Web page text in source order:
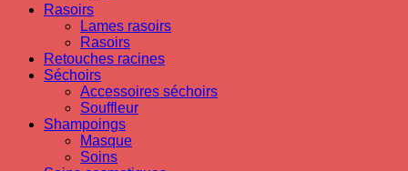
Rasoirs
Lames rasoirs
Rasoirs
Retouches racines
Séchoirs
Accessoires séchoirs
Souffleur
Shampoings
Masque
Soins